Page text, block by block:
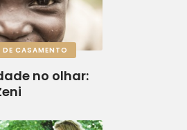
DE CASAMENTO
no olhar: